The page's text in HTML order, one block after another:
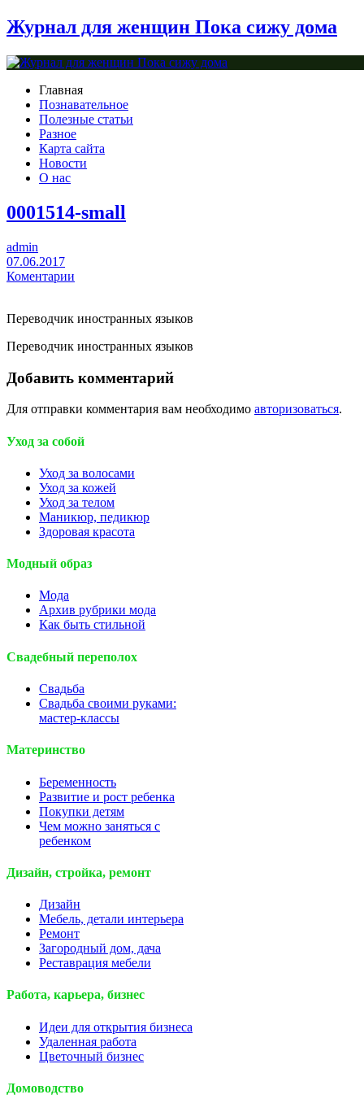
Журнал для женщин Пока сижу дома
Главная
Познавательное
Полезные статьи
Разное
Карта сайта
Новости
О нас
0001514-small
admin
07.06.2017
Коментарии
Переводчик иностранных языков
Переводчик иностранных языков
Добавить комментарий
Для отправки комментария вам необходимо авторизоваться.
Уход за собой
Уход за волосами
Уход за кожей
Уход за телом
Маникюр, педикюр
Здоровая красота
Модный образ
Мода
Архив рубрики мода
Как быть стильной
Свадебный переполох
Свадьба
Свадьба своими руками:
мастер-классы
Материнство
Беременность
Развитие и рост ребенка
Покупки детям
Чем можно заняться с
ребенком
Дизайн, стройка, ремонт
Дизайн
Мебель, детали интерьера
Ремонт
Загородный дом, дача
Реставрация мебели
Работа, карьера, бизнес
Идеи для открытия бизнеса
Удаленная работа
Цветочный бизнес
Домоводство